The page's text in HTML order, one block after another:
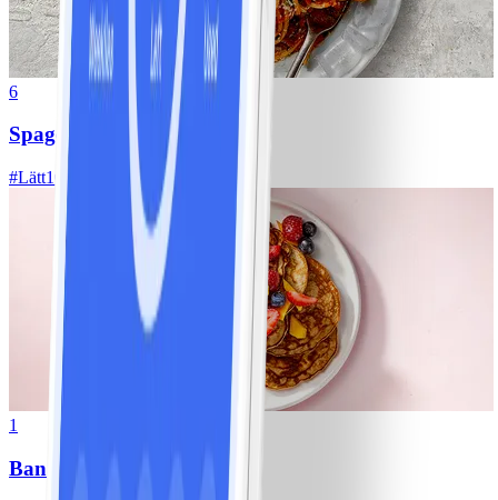
6
Spagetti med köttfärssås
#Lätt10 MIN
1
Bananpannkakor